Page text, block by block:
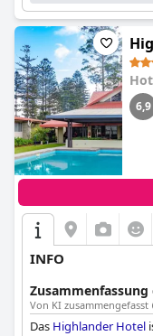
des Personals suchen.
6,9
INFO
Von KI zusammengefasst
Das Highlander Hotel